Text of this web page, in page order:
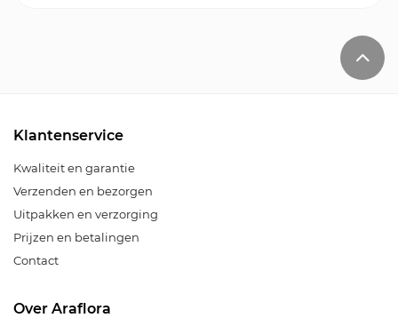
Klantenservice
Kwaliteit en garantie
Verzenden en bezorgen
Uitpakken en verzorging
Prijzen en betalingen
Contact
Over Araflora